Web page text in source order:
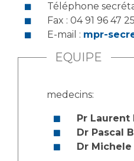
Téléphone
Fax : 04 91 96 47 25
E-mail : mpr-
EQUIPE
medecins:
Pr Laurent
Dr Pascal
Dr Michele